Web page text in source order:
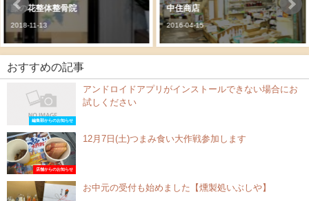
中住商店
2016-04-15
村上甘泉堂
2016-04-15
おすすめの記事
編集部からのお知らせ
アンドロイドアプリがインストールできない場合にお
試しください
店舗からのお知らせ
12月7日(土)つまみ食い大作戦参加します
お中元の受付も始めました【燻製処いぶしや】